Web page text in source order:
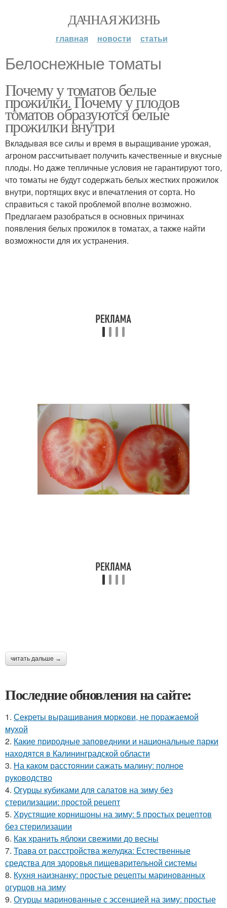
ДАЧНАЯ ЖИЗНЬ
главная новости статьи
Белоснежные томаты
Почему у томатов белые
прожилки. Почему у плодов
томатов образуются белые
прожилки внутри
Вкладывая все силы и время в выращивание урожая,
агроном рассчитывает получить качественные и вкусные
плоды. Но даже тепличные условия не гарантируют того,
что томаты не будут содержать белых жестких прожилок
внутри, портящих вкус и впечатления от сорта. Но
справиться с такой проблемой вполне возможно.
Предлагаем разобраться в основных причинах
появления белых прожилок в томатах, а также найти
возможности для их устранения.
читать дальше →
Последние обновления на сайте:
1. Секреты выращивания моркови, не поражаемой
мухой
2. Какие природные заповедники и национальные парки
находятся в Калининградской области
3. На каком расстоянии сажать малину: полное
руководство
4. Огурцы кубиками для салатов на зиму без
стерилизации: простой рецепт
5. Хрустящие корнишоны на зиму: 5 простых рецептов
без стерилизации
6. Как хранить яблоки свежими до весны
7. Трава от расстройства желудка: Естественные
средства для здоровья пищеварительной системы
8. Кухня наизнанку: простые рецепты маринованных
огурцов на зиму
9. Огурцы маринованные с эссенцией на зиму: простые